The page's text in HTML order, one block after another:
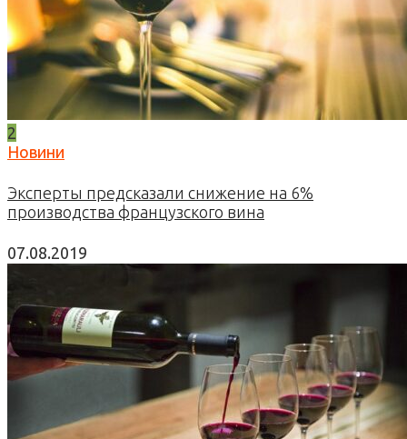
2
Новини
Эксперты предсказали снижение на 6%
производства французского вина
07.08.2019